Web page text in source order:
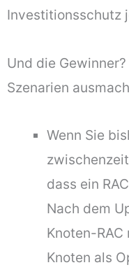
Investitionsschutz
Und die
Szenarien
Wenn Sie
dass ein
Nach dem
Knoten-
Knoten als